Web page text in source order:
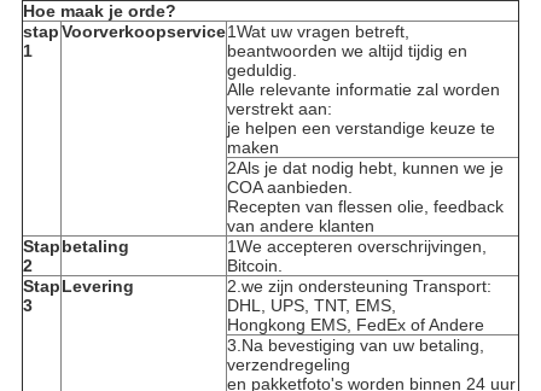
Hoe maak je orde?
stap
1
Voorverkoopservice1Wat uw vragen betreft,
beantwoorden we altijd tijdig en
geduldig.
Alle relevante informatie zal worden
verstrekt aan:
je helpen een verstandige keuze te
maken
2Als je dat nodig hebt, kunnen we je
COA aanbieden.
Recepten van flessen olie, feedback
van andere klanten
Stap
2
betaling
1We accepteren overschrijvingen,
Bitcoin.
Stap
3
Levering
2.we zijn ondersteuning Transport:
DHL, UPS, TNT, EMS,
Hongkong EMS, FedEx of Andere
3.Na bevestiging van uw betaling,
verzendregeling
en pakketfoto's worden binnen 24 uur